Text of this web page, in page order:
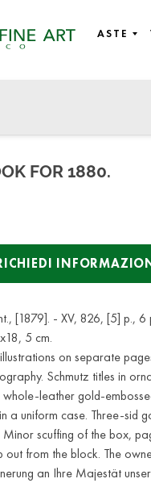
ASTE
FOR 1880.
[1879]. - XV, 826, [5] p., 6
5 cm.
on separate
Schmutz titles in
whole-leather gold-
a uniform case. Three-sid
scuffing of the box,
from the block. The
an Ihre Majestät